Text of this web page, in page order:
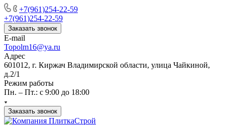
+7(961)254-22-59
+7(961)254-22-59
Заказать звонок
E-mail
Topolm16@ya.ru
Адрес
601012, г. Киржач Владимирской области, улица Чайкиной,
д.2/1
Режим работы
Пн. – Пт.: с 9:00 до 18:00
Заказать звонок